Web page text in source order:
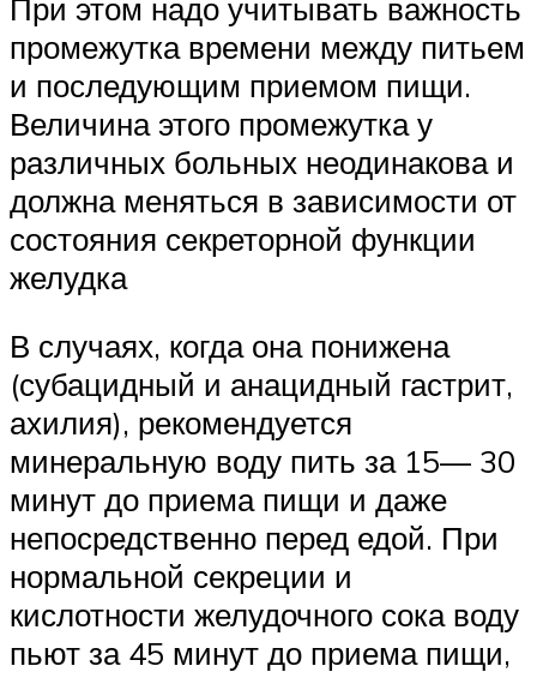
При этом надо учитывать важность
промежутка времени между питьем
и последующим приемом пищи.
Величина этого промежутка у
различных больных неодинакова и
должна меняться в зависимости от
состояния секреторной функции
желудка
В случаях, когда она понижена
(субацидный и анацидный гастрит,
ахилия), рекомендуется
минеральную воду пить за 15— 30
минут до приема пищи и даже
непосредственно перед едой. При
нормальной секреции и
кислотности желудочного сока воду
пьют за 45 минут до приема пищи,